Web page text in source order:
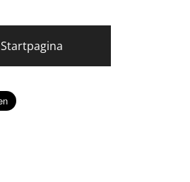
Startpagina